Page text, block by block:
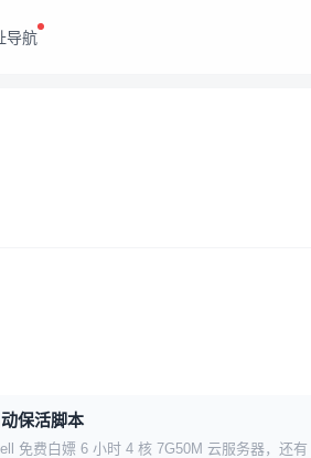
导航
保活脚本
免费白嫖 6 小时 4 核 7G50M 云服务器，还